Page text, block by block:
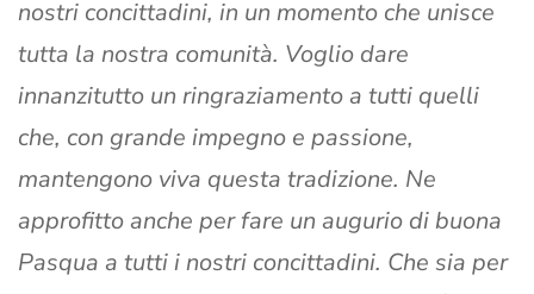
nostri concittadini, in un momento che unisce
tutta la nostra comunità. Voglio dare
innanzitutto un ringraziamento a tutti quelli
che, con grande impegno e passione,
mantengono viva questa tradizione. Ne
approfitto anche per fare un augurio di buona
Pasqua a tutti i nostri concittadini. Che sia per